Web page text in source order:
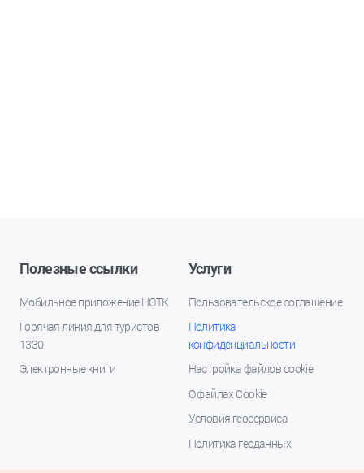
Полезные ссылки
Мобильное приложение НОТК
Горячая линия для туристов
1330
Электронные книги
Услуги
Пользовательское соглашение
Политика
конфиденциальности
Настройка файлов cookie
О файлах Cookie
Условия геосервиса
Политика геоданных